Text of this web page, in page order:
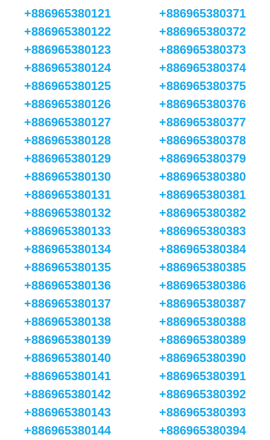
+886965380121
+886965380122
+886965380123
+886965380124
+886965380125
+886965380126
+886965380127
+886965380128
+886965380129
+886965380130
+886965380131
+886965380132
+886965380133
+886965380134
+886965380135
+886965380136
+886965380137
+886965380138
+886965380139
+886965380140
+886965380141
+886965380142
+886965380143
+886965380144
+886965380371
+886965380372
+886965380373
+886965380374
+886965380375
+886965380376
+886965380377
+886965380378
+886965380379
+886965380380
+886965380381
+886965380382
+886965380383
+886965380384
+886965380385
+886965380386
+886965380387
+886965380388
+886965380389
+886965380390
+886965380391
+886965380392
+886965380393
+886965380394